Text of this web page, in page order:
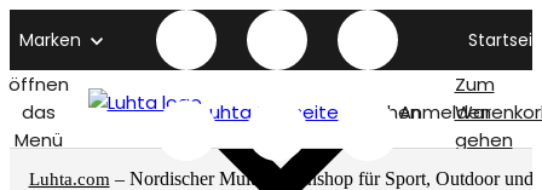
Marken
öffnen
das
Menü
Luhta titelseite SuchenAnmelden
Zum
gehen
Luhta.com – Nordischer Multimarkenshop für Sport, Outdoor und